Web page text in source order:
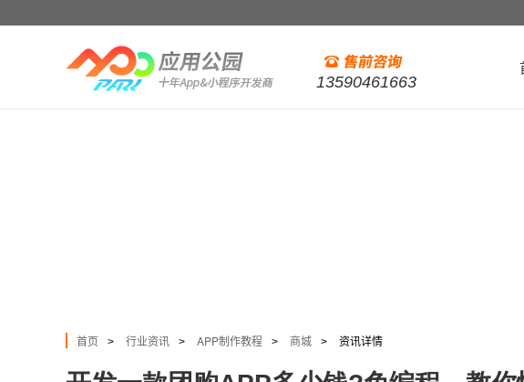
13590461663
首页 > 行业资讯 > APP制作教程 > 商城 > 资讯详情